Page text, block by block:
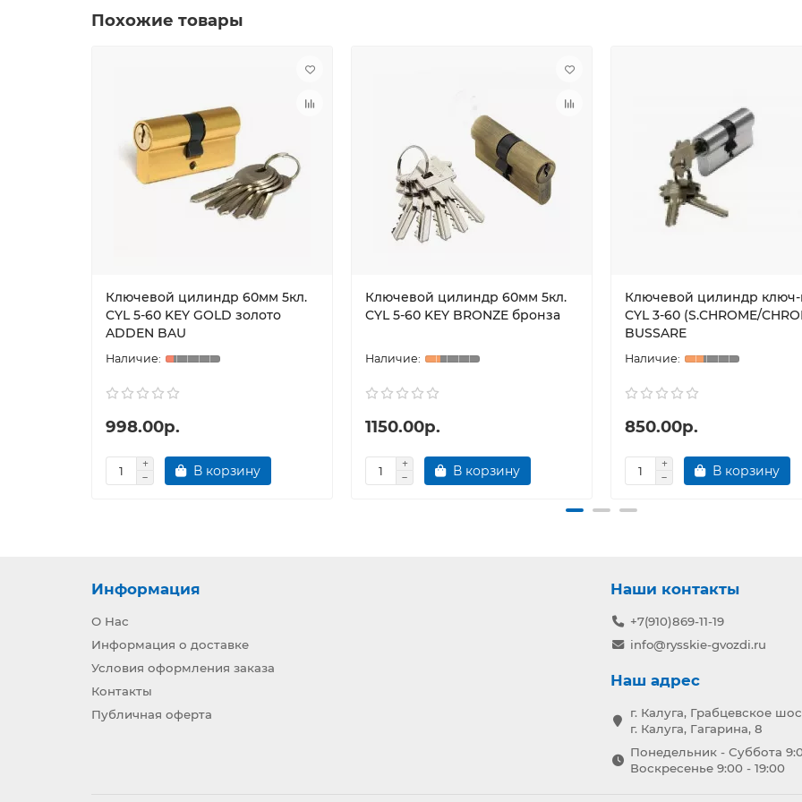
Похожие товары
Ключевой цилиндр 60мм 5кл.
CYL 5-60 KEY GOLD золото
ADDEN BAU
998.00р.
В корзину
Ключевой цилиндр 60мм 5кл.
CYL 5-60 KEY BRONZE бронза
1150.00р.
В корзину
Ключевой цилиндр
CYL 3-60 (S.CHROME/
BUSSARE
850.00р.
В корзину
Информация
О Нас
Информация о доставке
Условия оформления заказа
Контакты
Публичная оферта
Наши контакты
+7(910)869-11-19
info@rysskie-gvozdi.ru
Наш адрес
г. Калуга, Грабцевское
г. Калуга, Гагарина, 8
Понедельник - Суббота
Воскресенье 9:00 - 19:00